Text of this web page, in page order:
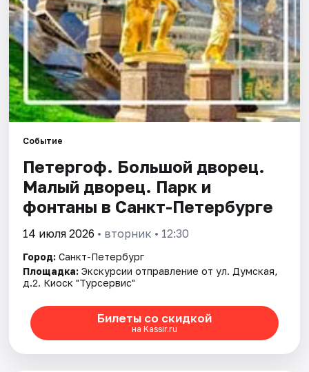
Событие
Петергоф. Большой дворец.
Малый дворец. Парк и
фонтаны в Санкт-Петербурге
14 июля 2026 • вторник • 12:30
Город: Санкт-Петербург
Площадка: Экскурсии отправление от ул. Думская,
д.2. Киоск "Турсервис"
Билеты со скидкой
на Kassir.ru